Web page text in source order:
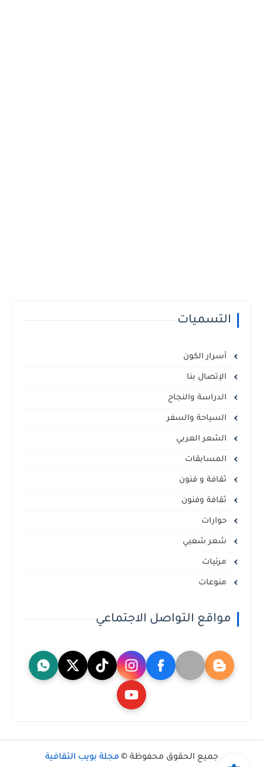
التسميات
أسرار الكون
الإتصال بنا
الدراسة والنجاح
السياحة والسفر
الشعر العربي
المسابقات
ثقافة و فنون
ثقافة وفنون
حوارات
شعر شعبي
مرئيات
منوعات
مواقع التواصل الاجتماعي
جميع الحقوق محفوظة © مجلة بويب الثقافية